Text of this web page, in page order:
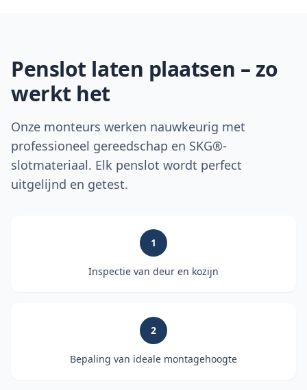
Penslot laten plaatsen – zo
werkt het
Onze monteurs werken nauwkeurig met
professioneel gereedschap en SKG®-
slotmateriaal. Elk penslot wordt perfect
uitgelijnd en getest.
1
Inspectie van deur en kozijn
2
Bepaling van ideale montagehoogte